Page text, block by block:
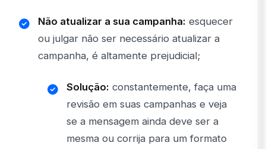
Não atualizar a sua campanha: esquecer
ou julgar não ser necessário atualizar a
campanha, é altamente prejudicial;
Solução: constantemente, faça uma
revisão em suas campanhas e veja
se a mensagem ainda deve ser a
mesma ou corrija para um formato